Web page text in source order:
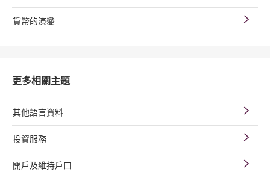
貨幣的演變
更多相關主題
其他語言資料
投資服務
開戶及維持戶口